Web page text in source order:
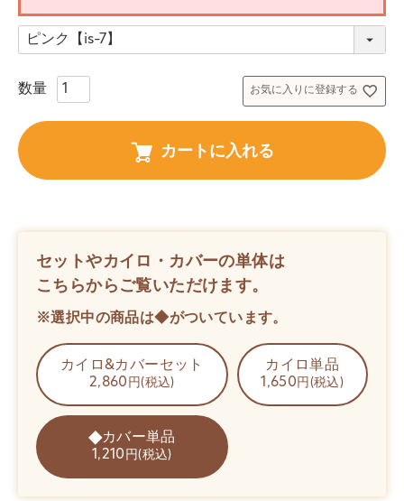
(
須
お気に入りに登録する
カートに入れる
セットやカイロ・カバーの単体は
こちらからご覧いただけます。
※選択中の商品は◆がついています。
カイロ&カバーセット
2,860 円(税込)
カイロ単品
1,650 円(税込)
カバー単品
1,210 円(税込)